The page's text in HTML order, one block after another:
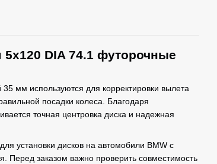
DIA 74.1 футорочные
мм используются для корректировки вылета
посадки колеса. Благодаря
точная центровка диска и надежная
установки дисков на автомобили BMW с
Перед заказом важно проверить совместимость